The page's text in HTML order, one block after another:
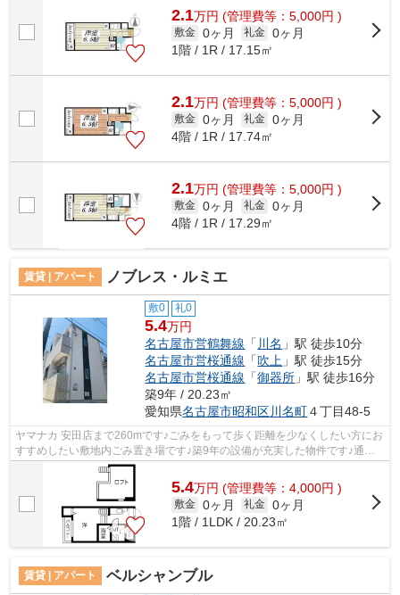
2.1万円 (管理費等：5,000円 )
敷金 0ヶ月 礼金 0ヶ月
1階 / 1R / 17.15㎡
2.1万円 (管理費等：5,000円 )
敷金 0ヶ月 礼金 0ヶ月
4階 / 1R / 17.74㎡
2.1万円 (管理費等：5,000円 )
敷金 0ヶ月 礼金 0ヶ月
4階 / 1R / 17.29㎡
賃貸 | アパート ノブレス・ルミエ
敷0 礼0
5.4万円
名古屋市営鶴舞線 「 川名 」駅 徒歩10分
名古屋市営桜通線 「吹上 」駅 徒歩15分
名古屋市営桜通線 「御器所 」駅 徒歩16分
築9年 / 20.23㎡
愛知県名古屋市昭和区川名町４丁目48-5
ヤマナカ 安田店まで260mです♪ごみをもって歩く距離を少なくしたい方にお
すすめしたい敷地内ごみ置き場です♪築9年の設備が充実した物件です♪通勤
やお出かけに便利な、徒歩10分に駅のあ...
5.4万円 (管理費等：4,000円 )
敷金 0ヶ月 礼金 0ヶ月
1階 / 1LDK / 20.23㎡
賃貸 | アパート ベルシャンブル